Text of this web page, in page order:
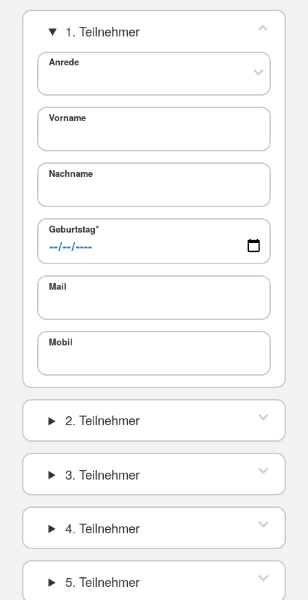
1. Teilnehmer
Anrede
Vorname
Nachname
Geburtstag*
Mail
Mobil
2. Teilnehmer
3. Teilnehmer
4. Teilnehmer
5. Teilnehmer